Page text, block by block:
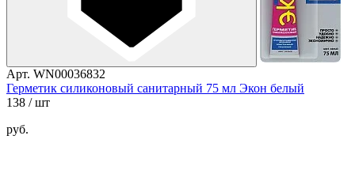
Арт. WN00036832
Герметик силиконовый санитарный 75 мл Экон белый
138 / шт
руб.